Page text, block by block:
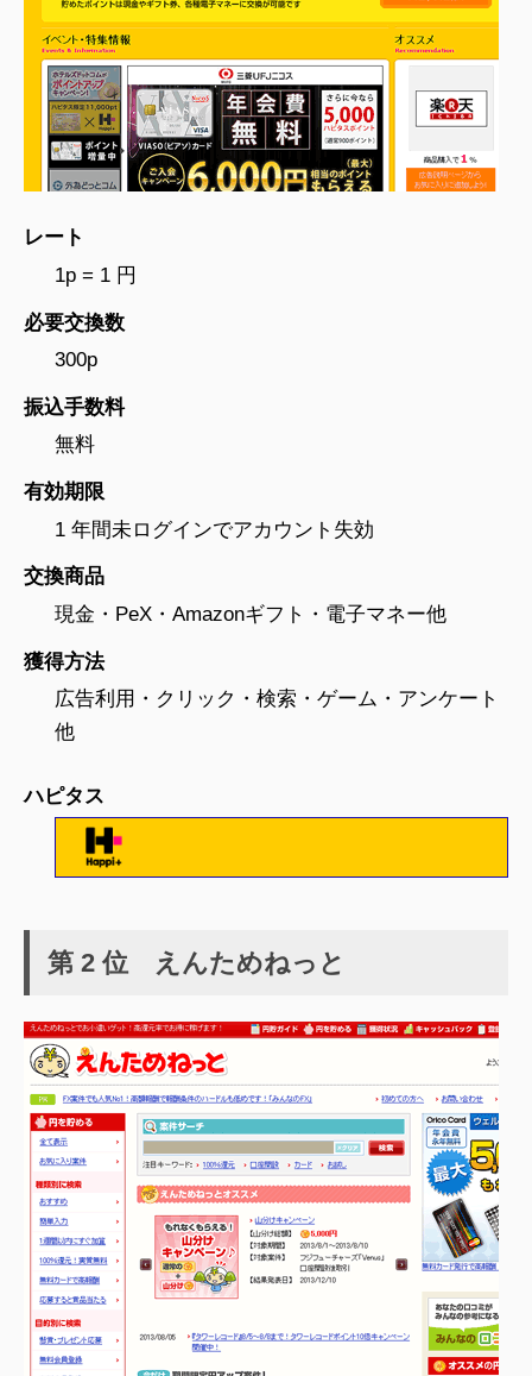
レート
1p = 1 円
必要交換数
300p
振込手数料
無料
有効期限
1 年間未ログインでアカウント失効
交換商品
現金・PeX・Amazonギフト・電子マネー他
獲得方法
広告利用・クリック・検索・ゲーム・アンケート
他
ハピタス
第 2 位 えんためねっと